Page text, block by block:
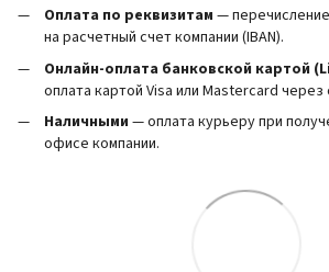
Оплата по реквизитам —
на расчетный счет компании (IBAN).
Онлайн-оплата банковской картой
оплата картой Visa или Mastercard через
Наличными — оплата курьеру при
офисе компании.